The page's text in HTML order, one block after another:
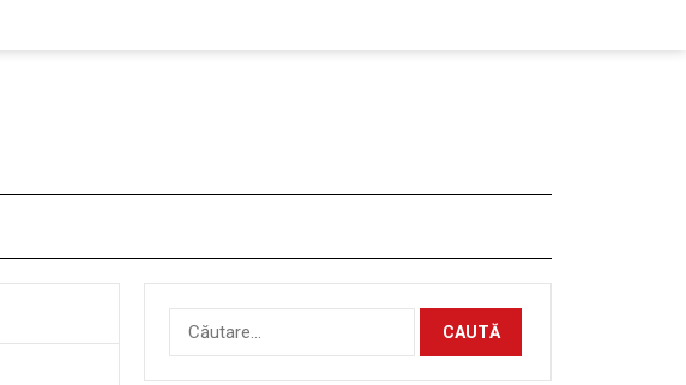
Caută
după: